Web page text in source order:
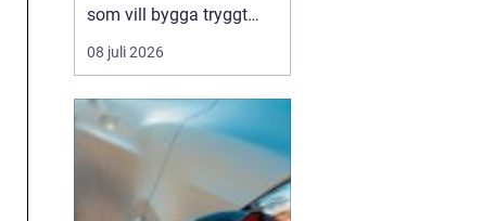
som vill bygga tryggt
och långsiktigt nära
havet. Närheten till
och bergig terräng ställer
höga krav på både p...
08 juli 2026